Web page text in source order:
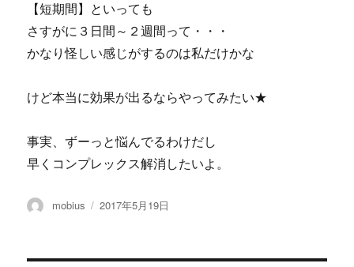
【短期間】といっても
さすがに３日間～２週間って・・・
かなり怪しい感じがするのは私だけかな
けど本当に効果が出るならやってみたい★
事実、ずーっと悩んでるわけだし
早くコンプレックス解消したいよ。
投
mobius
投
2017年5月19日